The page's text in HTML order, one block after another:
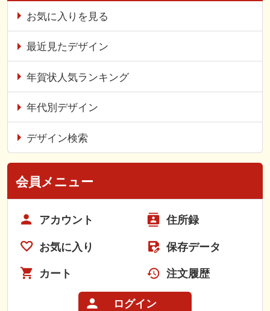
お気に入りを見る
最近見たデザイン
年賀状人気ランキング
年代別デザイン
デザイン検索
会員メニュー
アカウント 住所録
お気に入り 保存データ
カート 注文履歴
ログイン